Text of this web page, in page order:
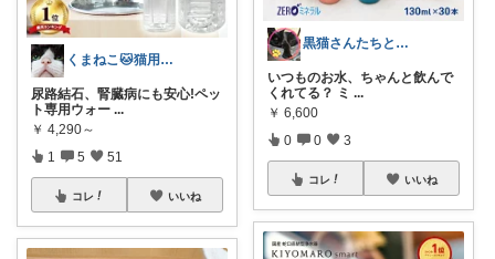
くまねこ🐱猫用と美容専門
尿路結石、腎臓病にも安心!ペッ
ト専用ウォー ...
￥ 4,290～
1 5 51
コレ いいね
黒猫さんたちとの暮らしズボラ解決ROOM
いつものお水、ちゃんと飲んで
くれてる？ ミ ...
￥ 6,600
0 0 3
コレ いいね